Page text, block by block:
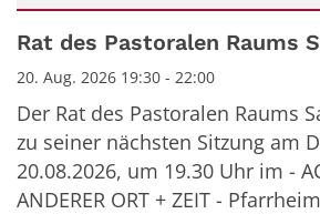
Datum: 20. August 2026
Rat des Pastoralen Raums
20. Aug. 2026 19:30 - 22:00
Der Rat des Pastoralen Raums
zu seiner nächsten Sitzung am
20.08.2026, um 19.30 Uhr im -
ANDERER ORT + ZEIT -